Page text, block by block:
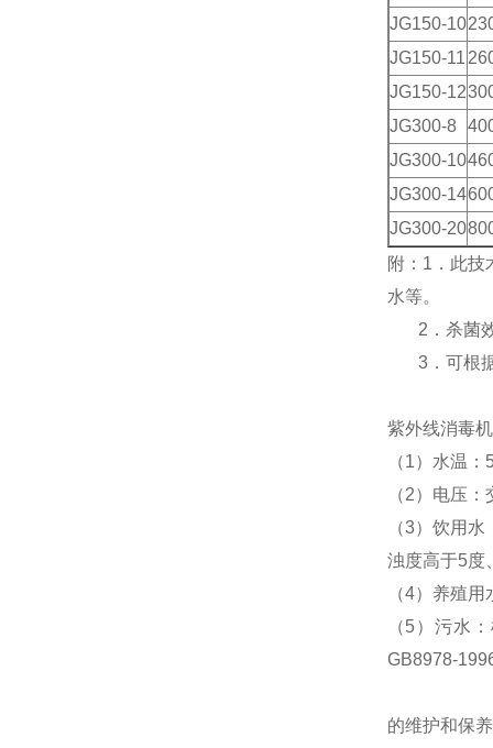
JG150-10
JG150-11
JG150-12
JG300-8
JG300-10
JG300-14
JG300-20
附：1．此
水等。
2．杀菌效
3．可根据
紫外线消毒
（1）水温
（2）电压
（3）饮用
浊度高于5度
（4）养殖
（5）污水
GB8978-
的维护和保养